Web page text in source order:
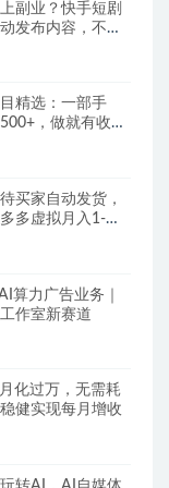
副业？快手短剧
发布内容，不用
精选：一部手
，做就有收
买家自动发货，
多虚拟月入1-
算力广告业务｜
作室新赛道
化过万，无需耗
健实现每月增收